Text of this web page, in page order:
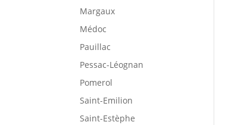
Margaux
Médoc
Pauillac
Pessac-Léognan
Pomerol
Saint-Emilion
Saint-Estèphe